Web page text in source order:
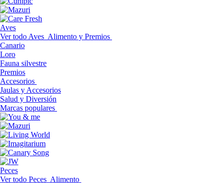
Aves
Ver todo Aves Alimento y Premios
Canario
Loro
Fauna silvestre
Premios
Accesorios
Jaulas y Accesorios
Salud y Diversión
Marcas populares
Peces
Ver todo Peces Alimento